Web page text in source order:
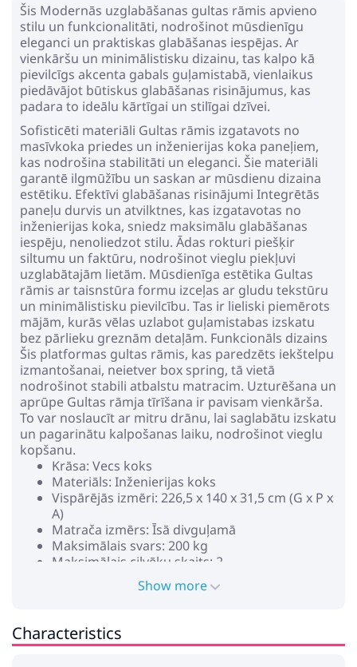
Šis Modernās uzglabāšanas gultas rāmis apvieno
stilu un funkcionalitāti, nodrošinot mūsdienīgu
eleganci un praktiskas glabāšanas iespējas. Ar
vienkāršu un minimālistisku dizainu, tas kalpo kā
pievilcīgs akcenta gabals guļamistabā, vienlaikus
piedāvājot būtiskus glabāšanas risinājumus, kas
padara to ideālu kārtīgai un stilīgai dzīvei.
Sofisticēti materiāli Gultas rāmis izgatavots no
masīvkoka priedes un inženierijas koka paneļiem,
kas nodrošina stabilitāti un eleganci. Šie materiāli
garantē ilgmūžību un saskan ar mūsdienu dizaina
estētiku. Efektīvi glabāšanas risinājumi Integrētās
paneļu durvis un atvilktnes, kas izgatavotas no
inženierijas koka, sniedz maksimālu glabāšanas
iespēju, nenoliedzot stilu. Ādas rokturi piešķir
siltumu un faktūru, nodrošinot vieglu piekļuvi
uzglabātajām lietām. Mūsdienīga estētika Gultas
rāmis ar taisnstūra formu izceļas ar gludu tekstūru
un minimālistisku pievilcību. Tas ir lieliski piemērots
mājām, kurās vēlas uzlabot guļamistabas izskatu
bez pārlieku greznām detaļām. Funkcionāls dizains
Šis platformas gultas rāmis, kas paredzēts iekštelpu
izmantošanai, neietver box spring, tā vietā
nodrošinot stabili atbalstu matracim. Uzturēšana un
aprūpe Gultas rāmja tīrīšana ir pavisam vienkārša.
To var noslaucīt ar mitru drānu, lai saglabātu izskatu
un pagarinātu kalpošanas laiku, nodrošinot vieglu
kopšanu.
Krāsa: Vecs koks
Materiāls: Inženierijas koks
Vispārējās izmēri: 226,5 x 140 x 31,5 cm (G x P x
A)
Matrača izmērs: Īsā divguļamā
Maksimālais svars: 200 kg
Maksimālais cilvēku skaits: 2
Savietojamā matrača izmērs: 190 x 140 cm (W x
Gultas augstums: 31.5 cm
Ar atvilktni
Show more
Characteristics